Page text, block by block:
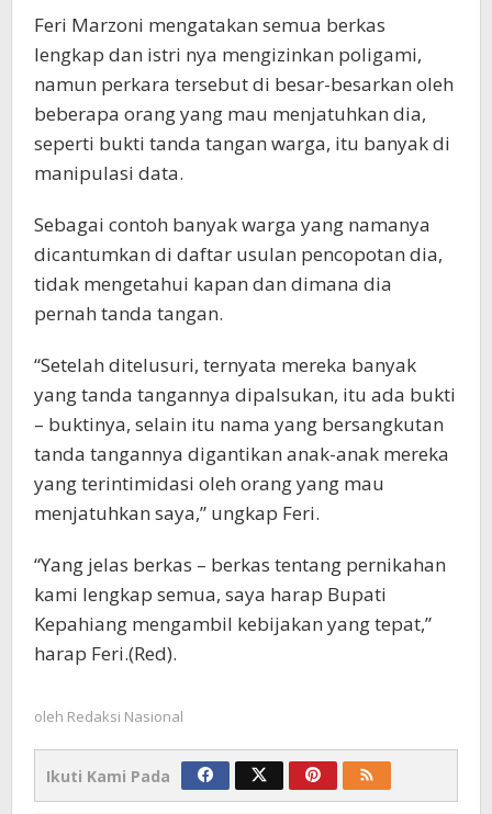
Feri Marzoni mengatakan semua berkas
lengkap dan istri nya mengizinkan poligami,
namun perkara tersebut di besar-besarkan oleh
beberapa orang yang mau menjatuhkan dia,
seperti bukti tanda tangan warga, itu banyak di
manipulasi data.
Sebagai contoh banyak warga yang namanya
dicantumkan di daftar usulan pencopotan dia,
tidak mengetahui kapan dan dimana dia
pernah tanda tangan.
“Setelah ditelusuri, ternyata mereka banyak
yang tanda tangannya dipalsukan, itu ada bukti
– buktinya, selain itu nama yang bersangkutan
tanda tangannya digantikan anak-anak mereka
yang terintimidasi oleh orang yang mau
menjatuhkan saya,” ungkap Feri.
“Yang jelas berkas – berkas tentang pernikahan
kami lengkap semua, saya harap Bupati
Kepahiang mengambil kebijakan yang tepat,”
harap Feri.(Red).
oleh Redaksi Nasional
Ikuti Kami Pada